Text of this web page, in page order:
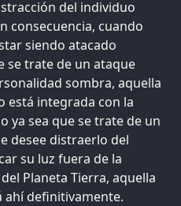
del individuo
consecuencia, cuando
siendo atacado
se trate de un ataque
sombra, aquella
está integrada con la
ya sea que se trate de un
desee distraerlo del
su luz fuera de la
Planeta Tierra, aquella
ahí definitivamente.